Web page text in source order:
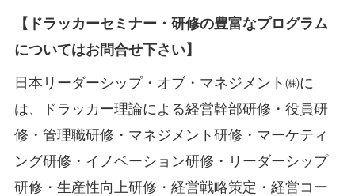
【ドラッカーセミナー・研修の豊富なプログラム
についてはお問合せ下さい】
日本リーダーシップ・オブ・マネジメント㈱に
は、ドラッカー理論による経営幹部研修・役員研
修・管理職研修・マネジメント研修・マーケティ
ング研修・イノベーション研修・リーダーシップ
研修・生産性向上研修・経営戦略策定・経営コー